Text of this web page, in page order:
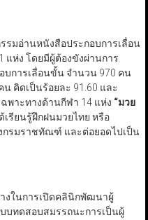
รมอ่านหนังสือประกอบการเลื่อน
ห่ง โดยมีผู้ต้องขังผ่านการ
บการเลื่อนขั้น จำนวน 970 คน
น คิดเป็นร้อยละ 91.60 และ
าะทางด้านกีฬา 14 แห่ง “มวย
เรียนรู้ฝึกฝนมวยไทย หรือ
รมราชทัณฑ์ และต่อยอดไปเป็น
งในการเปิดคลินิกพัฒนาผู้
บทดสอบสมรรถนะการเป็นผู้